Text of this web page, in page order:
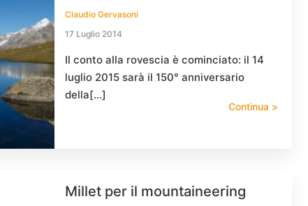
Claudio Gervasoni
17 Luglio 2014
Il conto alla rovescia è cominciato: il 14
luglio 2015 sarà il 150° anniversario
della[…]
Continua >
Millet per il mountaineering